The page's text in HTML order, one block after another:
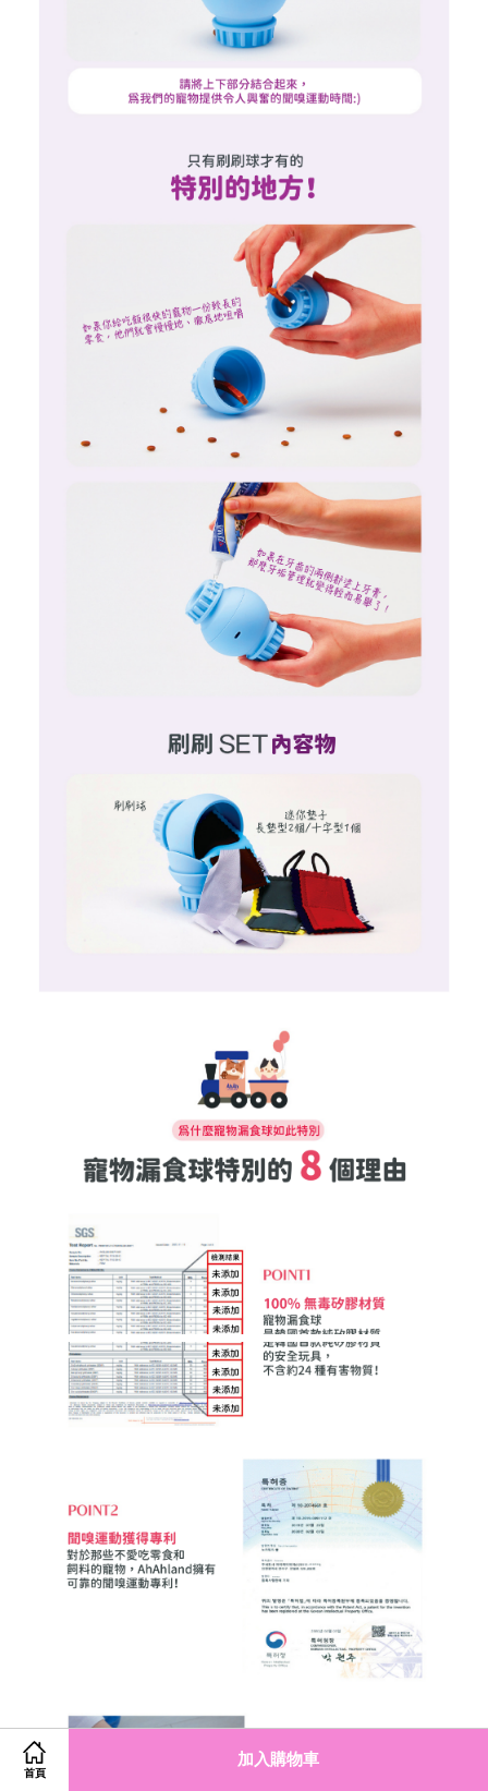
首頁
加入購物車